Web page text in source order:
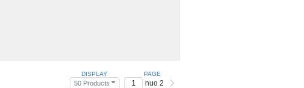
DISPLAY
50 Products
PAGE
nuo 2